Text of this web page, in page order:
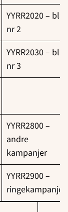
YYRR2020 –
nr 2
YYRR2030 –
nr 3
YYRR2800 –
andre
kampanjer
YYRR2900 –